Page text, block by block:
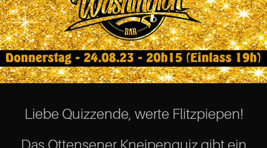
Liebe Quizzende, werte Flitzpiepen!